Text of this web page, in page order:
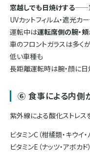
窓越しでも日焼けする——
UVカットフィルム・遮光カ
運転中は運転席側の腕・頬
車のフロントガラスは多く
低い車種も
長距離運転時は腕・顔に
⑥ 食事による内側
紫外線による酸化ストレス
ビタミンC（柑橘類・キウイ・
ビタミンE（ナッツ・アボカド）